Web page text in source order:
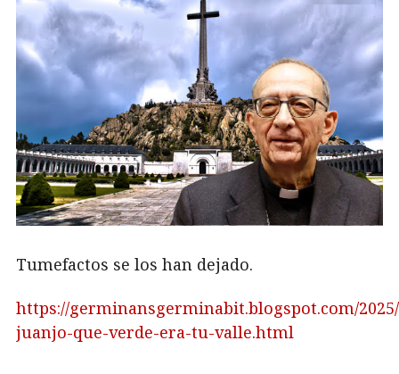
Tumefactos se los han dejado.
https://germinansgerminabit.blogspot.com/
juanjo-que-verde-era-tu-valle.html